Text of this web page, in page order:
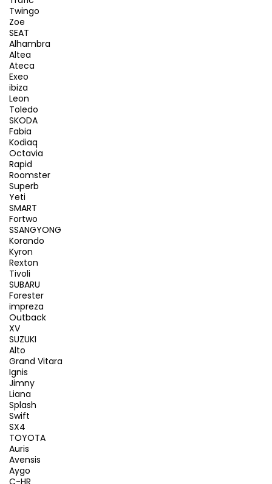
Twingo
Zoe
SEAT
Alhambra
Altea
Ateca
Exeo
ibiza
Leon
Toledo
SKODA
Fabia
Kodiaq
Octavia
Rapid
Roomster
Superb
Yeti
SMART
Fortwo
SSANGYONG
Korando
Kyron
Rexton
Tivoli
SUBARU
Forester
impreza
Outback
XV
SUZUKI
Alto
Grand Vitara
Ignis
Jimny
Liana
Splash
Swift
SX4
TOYOTA
Auris
Avensis
Aygo